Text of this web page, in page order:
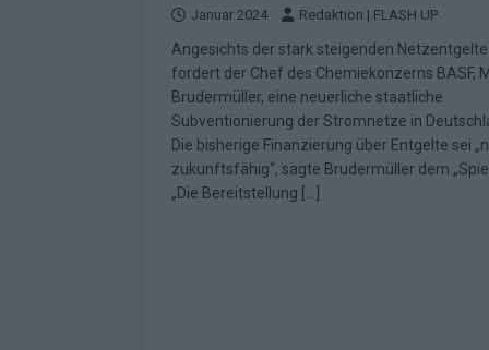
KOMMENTAR
[ Mai 2026 ] DARA gewinnt den ESC
fast leer aus EUROVISION
Januar 2024 Redaktion | FLASH UP
Angesichts der stark steigenden Netzentgelte
fordert der Chef des Chemiekonzerns BASF,
Brudermüller, eine neuerliche staatliche
Subventionierung der Stromnetze in
Die bisherige Finanzierung über Entgelte sei
zukunftsfähig“, sagte Brudermüller dem
„Die Bereitstellung